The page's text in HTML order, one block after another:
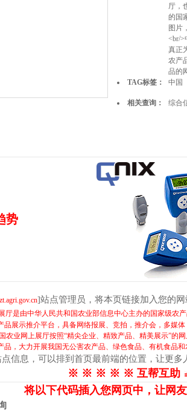
厅，
的国
图片
<br/>
真正
农产
品的
TAG标签：
中国
相关查询： 综合
势
]站点管理员，将本页链接加入您的
厅是由中华人民共和国农业部信息中心主办的国家级农
品展示推介平台，具备网络报展、竞拍，推介会，多媒
农业网上展厅按照“精尖企业、精致产品、精美展示”
品，大力开展我国无公害农产品、绿色食品、有机食品
信息，可以排到首页最前端的位置，让更多
※ ※ ※ ※ ※ 互帮互助
将以下代码插入您网页中，让网